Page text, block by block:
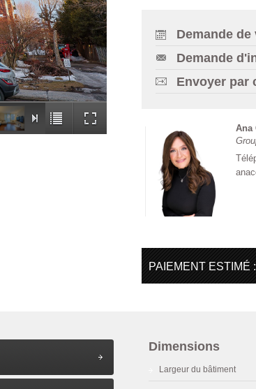
Demande de
Demande
Envoyer par
Ana
PAIEMENT ESTIMÉ :
Dimensions
Largeur du bâtiment